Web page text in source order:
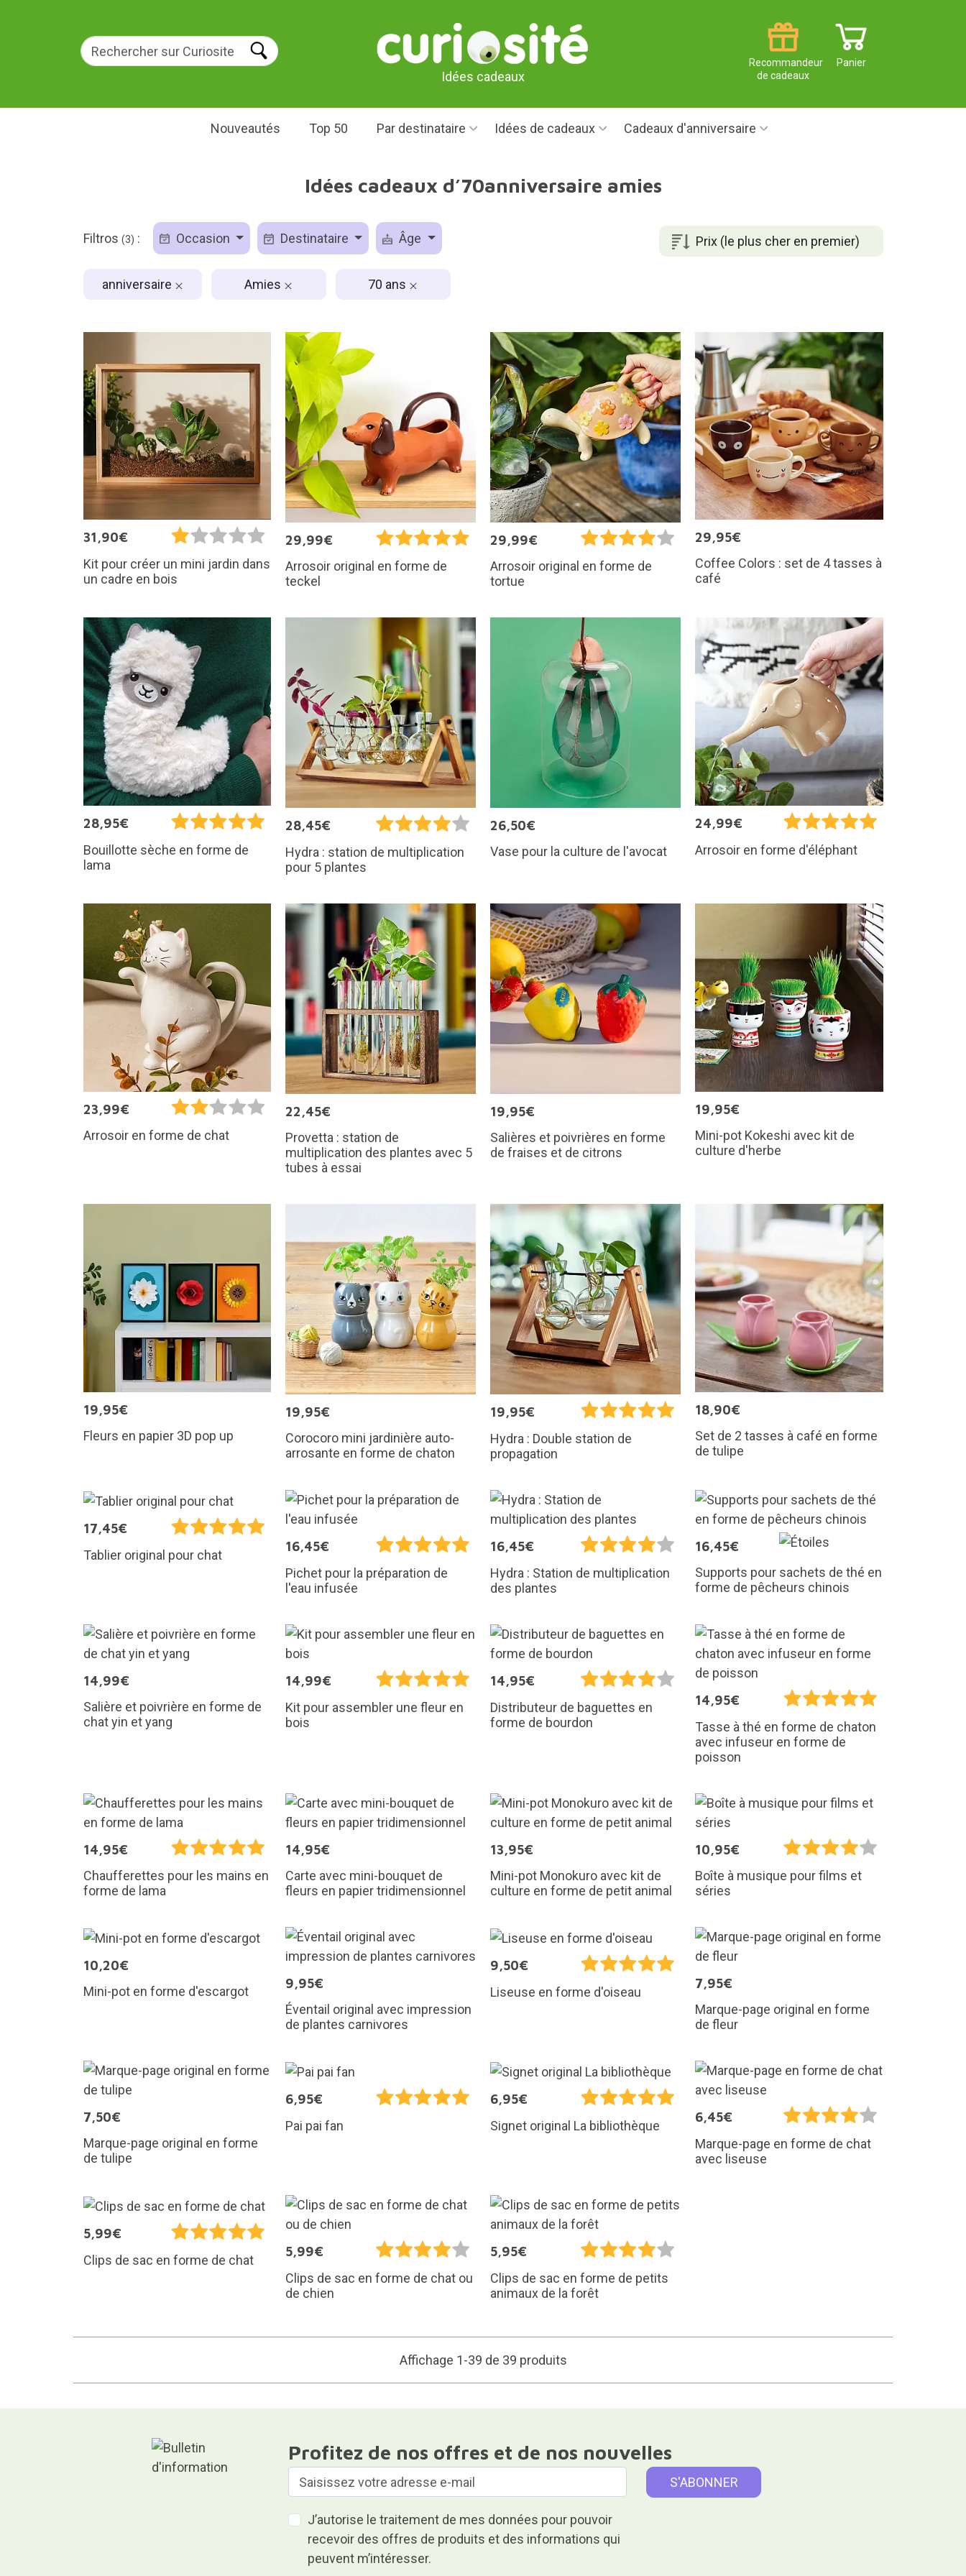
Idées cadeaux
Panier
Recommandeur
de cadeaux
Nouveautés Top 50 Par destinataire Idées de cadeaux Cadeaux d'anniversaire
Idées cadeaux d’70anniversaire amies
Prix (le plus cher en premier)
Filtros (3) : Occasion Destinataire Âge
anniversaire Amies 70 ans
31,90€
Kit pour créer un mini jardin dans
un cadre en bois
29,99€
Arrosoir original en forme de
teckel
29,99€
Arrosoir original en forme de
tortue
29,95€
Coffee Colors : set de 4 tasses à
café
28,95€
Bouillotte sèche en forme de
lama
28,45€
Hydra : station de multiplication
pour 5 plantes
26,50€
Vase pour la culture de l'avocat
24,99€
Arrosoir en forme d'éléphant
23,99€
Arrosoir en forme de chat
22,45€
Provetta : station de
multiplication des plantes avec 5
tubes à essai
19,95€
Salières et poivrières en forme
de fraises et de citrons
19,95€
Mini-pot Kokeshi avec kit de
culture d'herbe
19,95€
Fleurs en papier 3D pop up
19,95€
Corocoro mini jardinière auto-
arrosante en forme de chaton
19,95€
Hydra : Double station de
propagation
18,90€
Set de 2 tasses à café en forme
de tulipe
17,45€
Tablier original pour chat
16,45€
Pichet pour la préparation de
l'eau infusée
16,45€
Hydra : Station de multiplication
des plantes
16,45€
Supports pour sachets de thé en
forme de pêcheurs chinois
14,99€
Salière et poivrière en forme de
chat yin et yang
14,99€
Kit pour assembler une fleur en
bois
14,95€
Distributeur de baguettes en
forme de bourdon
14,95€
Tasse à thé en forme de chaton
avec infuseur en forme de
poisson
14,95€
Chaufferettes pour les mains en
forme de lama
14,95€
Carte avec mini-bouquet de
fleurs en papier tridimensionnel
13,95€
Mini-pot Monokuro avec kit de
culture en forme de petit animal
10,95€
Boîte à musique pour films et
séries
10,20€
Mini-pot en forme d'escargot
9,95€
Éventail original avec impression
de plantes carnivores
9,50€
Liseuse en forme d'oiseau
7,95€
Marque-page original en forme
de fleur
7,50€
Marque-page original en forme
de tulipe
6,95€
Pai pai fan
6,95€
Signet original La bibliothèque
6,45€
Marque-page en forme de chat
avec liseuse
5,99€
Clips de sac en forme de chat
5,99€
Clips de sac en forme de chat ou
de chien
5,95€
Clips de sac en forme de petits
animaux de la forêt
Affichage 1-39 de 39 produits
Profitez de nos offres et de nos nouvelles
J’autorise le traitement de mes données pour pouvoir
recevoir des offres de produits et des informations qui
peuvent m’intéresser.